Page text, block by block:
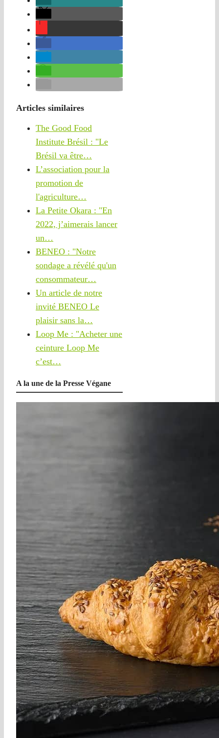
Articles similaires
The Good Food
Institute Brésil : "Le
Brésil va être…
L’association pour la
promotion de
l'agriculture…
La Petite Okara : "En
2022, j’aimerais lancer
un…
BENEO : "Notre
sondage a révélé qu'un
consommateur…
Un article de notre
invité BENEO Le
plaisir sans la…
Loop Me : "Acheter une
ceinture Loop Me
c’est…
A la une de la Presse Végane